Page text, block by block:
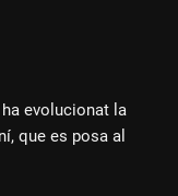
evolucionat la
que es posa al